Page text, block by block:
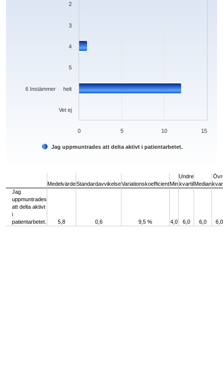
Jag uppmuntrades att delta aktivt i patientarbetet.
Vet ej
6 Instämmer helt
5
4
3
2
0 10
5 15
MedelvärdeStandardavvikelseVariationskoefficientMin
Undre
kvartilMedian
Jag
uppmuntrades
att delta aktivt
i
patientarbetet.
5,8 0,6 9,5 % 4,0 6,0 6,0 6,0